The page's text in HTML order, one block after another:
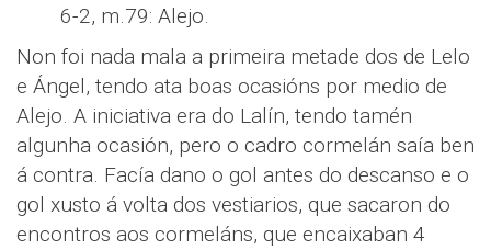
6-2, m.79: Alejo.
Non foi nada mala a primeira metade dos de Lelo
e Ángel, tendo ata boas ocasións por medio de
Alejo. A iniciativa era do Lalín, tendo tamén
algunha ocasión, pero o cadro cormelán saía ben
á contra. Facía dano o gol antes do descanso e o
gol xusto á volta dos vestiarios, que sacaron do
encontros aos cormeláns, que encaixaban 4